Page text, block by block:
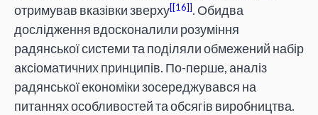
отримував вказівки зверху [16] . Обидва
дослідження вдосконалили розуміння
радянської системи та поділяли обмежений набір
аксіоматичних принципів. По-перше, аналіз
радянської економіки зосереджувався на
питаннях особливостей та обсягів виробництва.